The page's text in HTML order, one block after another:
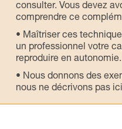
consulter. Vous devez
comprendre ce
Maîtriser ces
un professionnel votre
reproduire en autonomie.
Nous donnons des
nous ne décrivons pas